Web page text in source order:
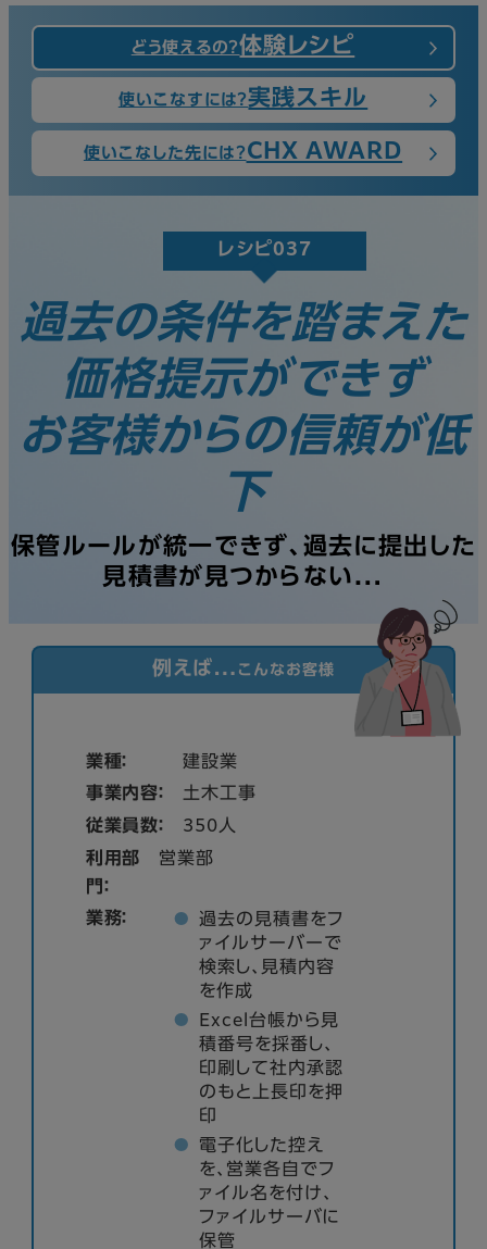
どう使えるの？体験レシピ
使いこなすには？実践スキル
使いこなした先には？ CHX AWARD
レシピ037
過去の条件を踏まえた
価格提示ができず
お客様からの信頼が低
下
保管ルールが統一できず、過去に提出した
見積書が見つからない…
例えば… こんなお客様
業種：
建設業
事業内容：
土木工事
従業員数：
350人
利用部
門：
営業部
業務：
過去の見積書をフ
ァイルサーバーで
検索し、見積内容
を作成
Excel台帳から見
積番号を採番し、
印刷して社内承認
のもと上長印を押
印
電子化した控え
を、営業各自でフ
ァイル名を付け、
ファイルサーバに
保管